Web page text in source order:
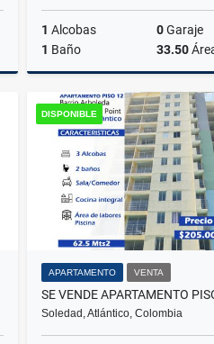
1 Alcobas 0Garaje
1 Baño 33.50
$525.000
DISPONIBLE
APARTAMENTO VENTA
Soledad, Atlántico, Colombia